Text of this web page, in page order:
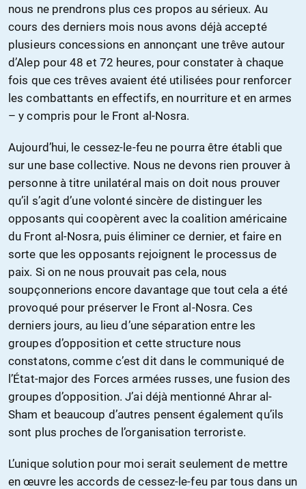
nous ne prendrons plus ces propos au sérieux. Au
cours des derniers mois nous avons déjà accepté
plusieurs concessions en annonçant une trêve autour
d’Alep pour 48 et 72 heures, pour constater à chaque
fois que ces trêves avaient été utilisées pour renforcer
les combattants en effectifs, en nourriture et en armes
– y compris pour le Front al-Nosra.
Aujourd’hui, le cessez-le-feu ne pourra être établi que
sur une base collective. Nous ne devons rien prouver à
personne à titre unilatéral mais on doit nous prouver
qu’il s’agit d’une volonté sincère de distinguer les
opposants qui coopèrent avec la coalition américaine
du Front al-Nosra, puis éliminer ce dernier, et faire en
sorte que les opposants rejoignent le processus de
paix. Si on ne nous prouvait pas cela, nous
soupçonnerions encore davantage que tout cela a été
provoqué pour préserver le Front al-Nosra. Ces
derniers jours, au lieu d’une séparation entre les
groupes d’opposition et cette structure nous
constatons, comme c’est dit dans le communiqué de
l’État-major des Forces armées russes, une fusion des
groupes d’opposition. J’ai déjà mentionné Ahrar al-
Sham et beaucoup d’autres pensent également qu’ils
sont plus proches de l’organisation terroriste.
L’unique solution pour moi serait seulement de mettre
en œuvre les accords de cessez-le-feu par tous dans un